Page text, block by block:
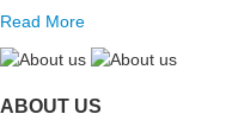
Read More
ABOUT US